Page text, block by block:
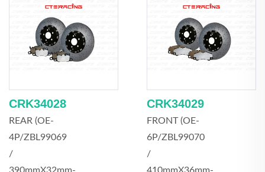
CRK34028
REAR (OE-
4P/ZBL99069
/
CRK34029
FRONT (OE-
6P/ZBL99070
/